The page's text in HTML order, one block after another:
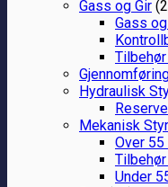
Gass og Gir
Gass
Hydraulisk
Mekanisk
Over 55
Under